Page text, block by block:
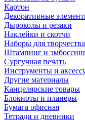
Картон
Декоративные
Дыроколы и резаки
Наклейки и скотчи
Наборы для
Штампинг и
Сургучная печать
Инструменты и
Другие материалы
Канцелярские товары
Блокноты и планеры
Бумага офисная
Тетради и дневники